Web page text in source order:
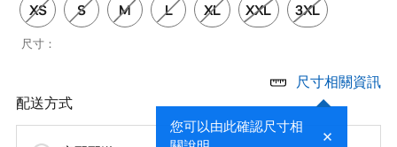
XS S M L XL XXL 3XL
尺寸：
尺寸相關資訊
您可以由此確認尺寸相
配送方式